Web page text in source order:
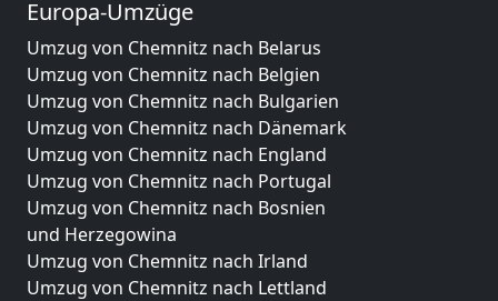
Europa-Umzüge
Umzug von Chemnitz nach Belarus
Umzug von Chemnitz nach Belgien
Umzug von Chemnitz nach Bulgarien
Umzug von Chemnitz nach Dänemark
Umzug von Chemnitz nach England
Umzug von Chemnitz nach Portugal
Umzug von Chemnitz nach Bosnien
und Herzegowina
Umzug von Chemnitz nach Irland
Umzug von Chemnitz nach Lettland